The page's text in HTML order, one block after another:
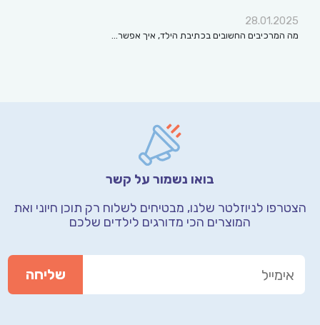
28.01.2025
מה המרכיבים החשובים בכתיבת הילד, איך אפשר…
בואו נשמור על קשר
הצטרפו לניוזלטר שלנו, מבטיחים לשלוח רק תוכן חיוני ואת
המוצרים הכי מדורגים לילדים שלכם